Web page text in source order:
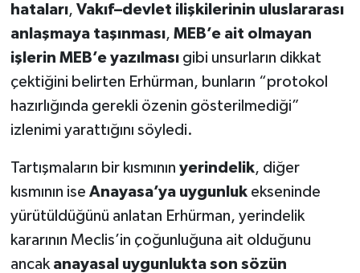
hataları, Vakıf–devlet ilişkilerinin uluslararası
anlaşmaya taşınması, MEB’e ait olmayan
işlerin MEB’e yazılmasıgibi unsurların dikkat
çektiğini belirten Erhürman, bunların “protokol
hazırlığında gerekli özenin gösterilmediği”
izlenimi yarattığını söyledi.
Tartışmaların bir kısmının yerindelik, diğer
kısmının ise Anayasa’ya uygunlukekseninde
yürütüldüğünü anlatan Erhürman, yerindelik
kararının Meclis’in çoğunluğuna ait olduğunu
ancak anayasal uygunlukta son sözün